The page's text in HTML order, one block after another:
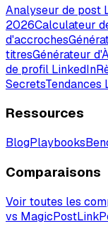
Analyseur de post
2026Calculateur
d'accroches
titresGénérateur
de profil LinkedIn
SecretsTendances
Ressources
BlogPlaybooks
Comparaisons
Voir toutes les
vs MagicPost